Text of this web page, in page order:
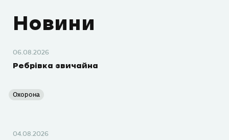
Новини
06.08.2026
Ребрівка звичайна
Охорона
04.08.2026